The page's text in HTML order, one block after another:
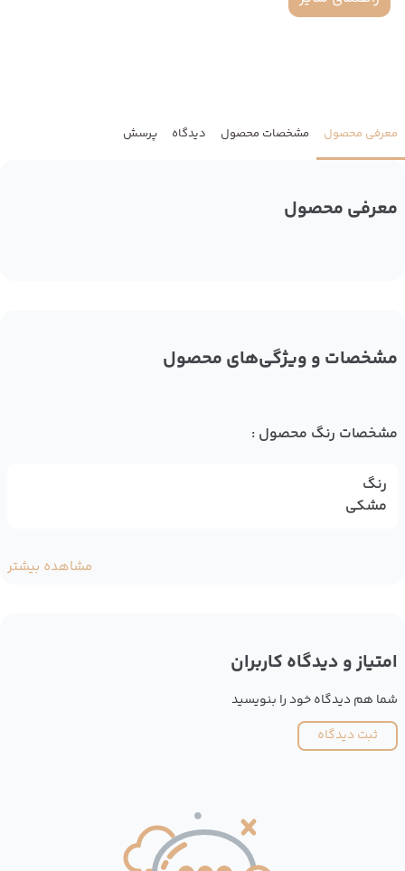
معرفی محصول مشخصات محصول دیدگاه پرسش
معرفی محصول
مشخصات و ویژگی‌های محصول
مشخصات رنگ محصول :
رنگ
مشکی
مشاهده بیشتر
امتیاز و دیدگاه کاربران
شما هم دیدگاه خود را بنویسید
ثبت دیدگاه